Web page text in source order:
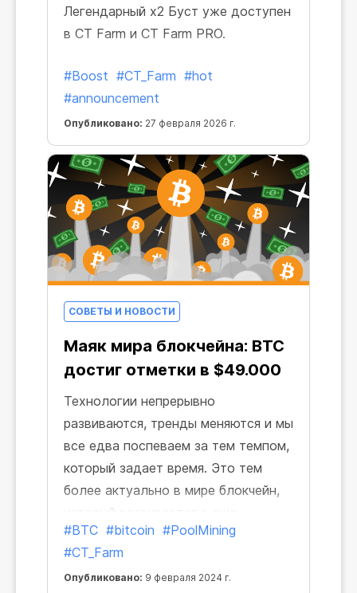
Легендарный x2 Буст уже доступен
в CT Farm и CT Farm PRO.
#Boost #CT_Farm #hot
#announcement
Опубликовано: 27 февраля 2026 г.
СОВЕТЫ И НОВОСТИ
Маяк мира блокчейна: BTC
достиг отметки в $49.000
Технологии непрерывно
развиваются, тренды меняются и мы
все едва поспеваем за тем темпом,
который задает время. Это тем
более актуально в мире блокчейн,
который развивается с еще
большей скоростью, чем наша с
вами повседневность. Прекрасно,
что в нем есть стабильный
#BTC #bitcoin #PoolMining
#CT_Farm
Опубликовано: 9 февраля 2024 г.